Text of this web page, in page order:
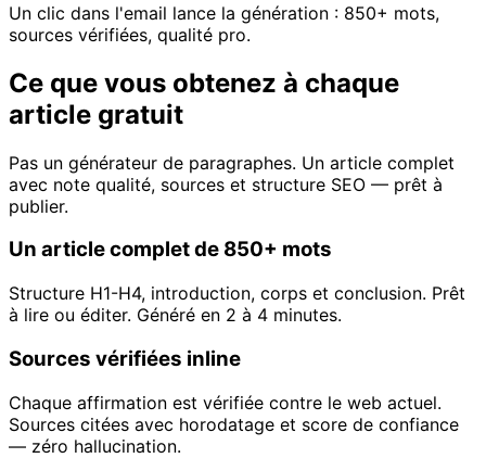
Un clic dans l'email lance la génération : 850+ mots,
sources vérifiées, qualité pro.
Ce que vous obtenez à chaque
article gratuit
Pas un générateur de paragraphes. Un article complet
avec note qualité, sources et structure SEO — prêt à
publier.
Un article complet de 850+ mots
Structure H1-H4, introduction, corps et conclusion. Prêt
à lire ou éditer. Généré en 2 à 4 minutes.
Sources vérifiées inline
Chaque affirmation est vérifiée contre le web actuel.
Sources citées avec horodatage et score de confiance
— zéro hallucination.